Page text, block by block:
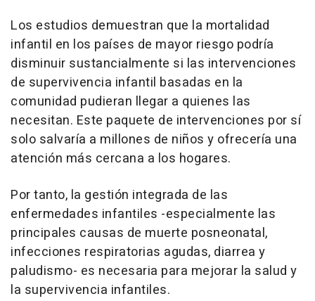
Los estudios demuestran que la mortalidad
infantil en los países de mayor riesgo podría
disminuir sustancialmente si las intervenciones
de supervivencia infantil basadas en la
comunidad pudieran llegar a quienes las
necesitan. Este paquete de intervenciones por sí
solo salvaría a millones de niños y ofrecería una
atención más cercana a los hogares.
Por tanto, la gestión integrada de las
enfermedades infantiles -especialmente las
principales causas de muerte posneonatal,
infecciones respiratorias agudas, diarrea y
paludismo- es necesaria para mejorar la salud y
la supervivencia infantiles.